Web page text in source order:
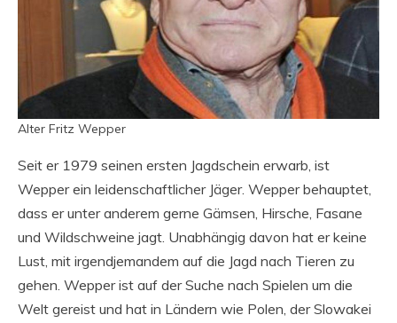
Alter Fritz Wepper
Seit er 1979 seinen ersten Jagdschein erwarb, ist
Wepper ein leidenschaftlicher Jäger. Wepper behauptet,
dass er unter anderem gerne Gämsen, Hirsche, Fasane
und Wildschweine jagt. Unabhängig davon hat er keine
Lust, mit irgendjemandem auf die Jagd nach Tieren zu
gehen. Wepper ist auf der Suche nach Spielen um die
Welt gereist und hat in Ländern wie Polen, der Slowakei